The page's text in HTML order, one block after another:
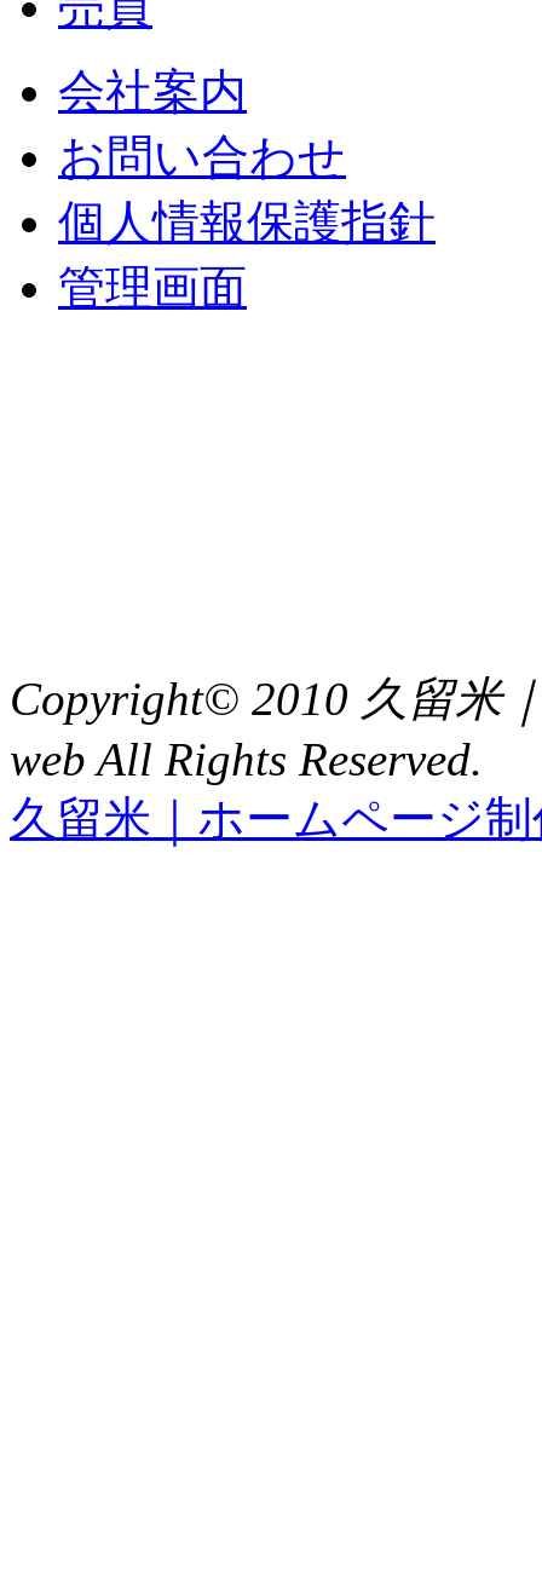
会社案内
お問い合わせ
個人情報保護指針
管理画面
Copyright© 2010 久留米
web All Rights Reserved.
久留米｜ホームページ